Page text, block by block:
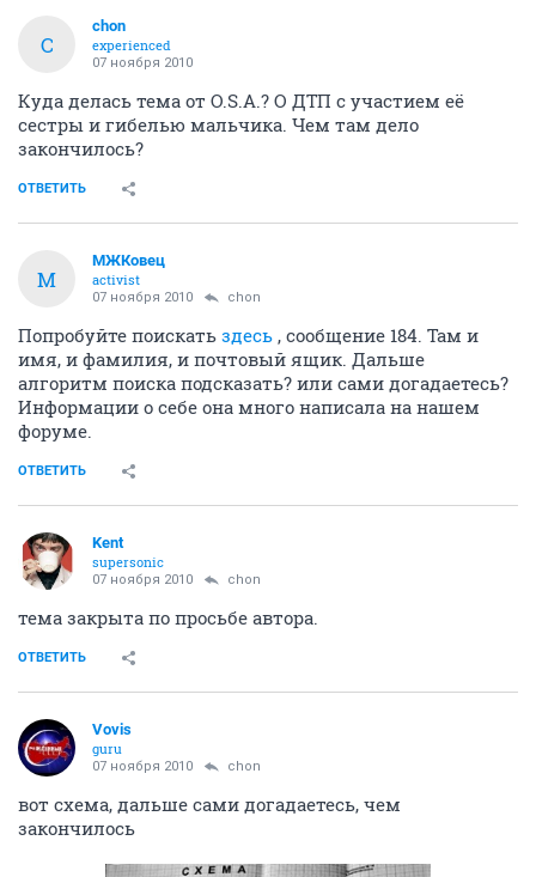
C
chon
experienced
07 ноября 2010
Куда делась тема от O.S.A.? О ДТП с участием её
сестры и гибелью мальчика. Чем там дело
закончилось?
ОТВЕТИТЬ
М
МЖКовец
activist
07 ноября 2010 chon
Попробуйте поискать здесь , сообщение 184. Там и
имя, и фамилия, и почтовый ящик. Дальше
алгоритм поиска подсказать? или сами догадаетесь?
Информации о себе она много написала на нашем
форуме.
ОТВЕТИТЬ
Kent
supersonic
07 ноября 2010 chon
тема закрыта по просьбе автора.
ОТВЕТИТЬ
Vovis
guru
07 ноября 2010 chon
вот схема, дальше сами догадаетесь, чем
закончилось